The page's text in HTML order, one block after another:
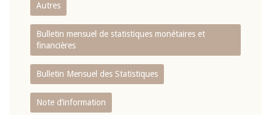
Autres
Bulletin mensuel de statistiques monétaires et
financières
Bulletin Mensuel des Statistiques
Note d’information